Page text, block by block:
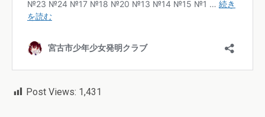
Post Views: 1,431